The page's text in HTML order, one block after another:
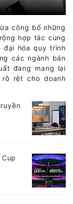
công bố những
hợp tác cùng
đại hóa quy trình
các ngành bán
đang mang lại
rệt cho doanh